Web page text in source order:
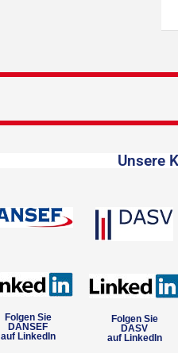
Unsere
Folgen Sie
DANSEF
auf LinkedIn
Folgen Sie
DASV
auf LinkedIn